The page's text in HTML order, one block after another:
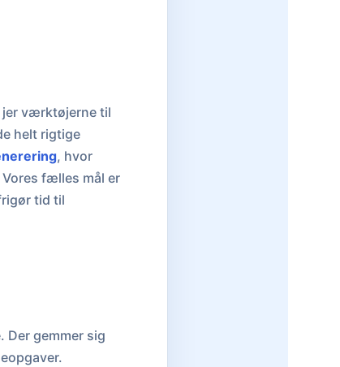
værktøjerne til
helt rigtige
, hvor
fælles mål er
tid til
Der gemmer sig